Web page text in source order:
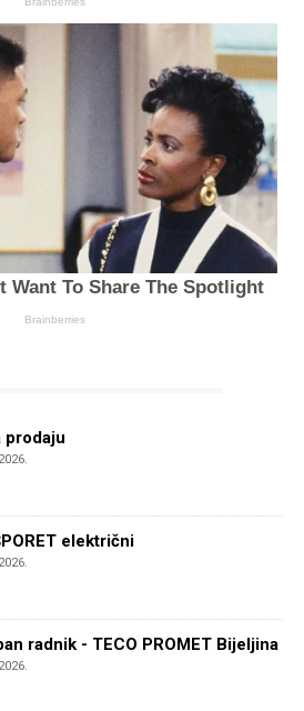
prodaju
električni
radnik - TECO PROMET Bijeljina